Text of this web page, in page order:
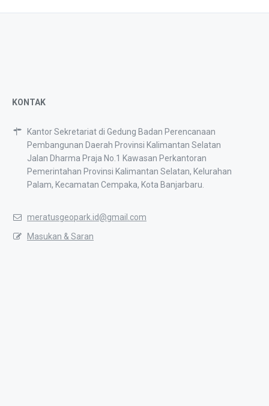
KONTAK
Kantor Sekretariat di Gedung Badan Perencanaan
Pembangunan Daerah Provinsi Kalimantan Selatan
Jalan Dharma Praja No.1 Kawasan Perkantoran
Pemerintahan Provinsi Kalimantan Selatan, Kelurahan
Palam, Kecamatan Cempaka, Kota Banjarbaru.
meratusgeopark.id@gmail.com
Masukan & Saran